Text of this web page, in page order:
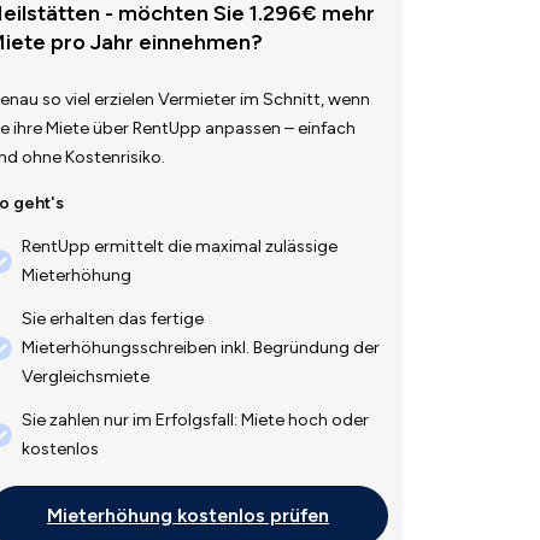
- möchten Sie 1.296€ mehr
pro Jahr einnehmen?
so viel erzielen Vermieter im Schnitt, wenn
ihre Miete über RentUpp anpassen – einfach
ohne Kostenrisiko.
geht's
RentUpp ermittelt die maximal zulässige
Mieterhöhung
Sie erhalten das fertige
Mieterhöhungsschreiben inkl. Begründung der
Vergleichsmiete
Sie zahlen nur im Erfolgsfall: Miete hoch oder
kostenlos
Mieterhöhung kostenlos prüfen